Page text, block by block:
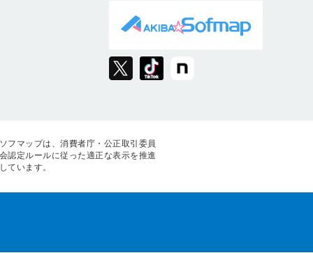
ソフマップは、消費者庁・公正取引委員
会認定ルールに従った適正な表示を推進
しています。